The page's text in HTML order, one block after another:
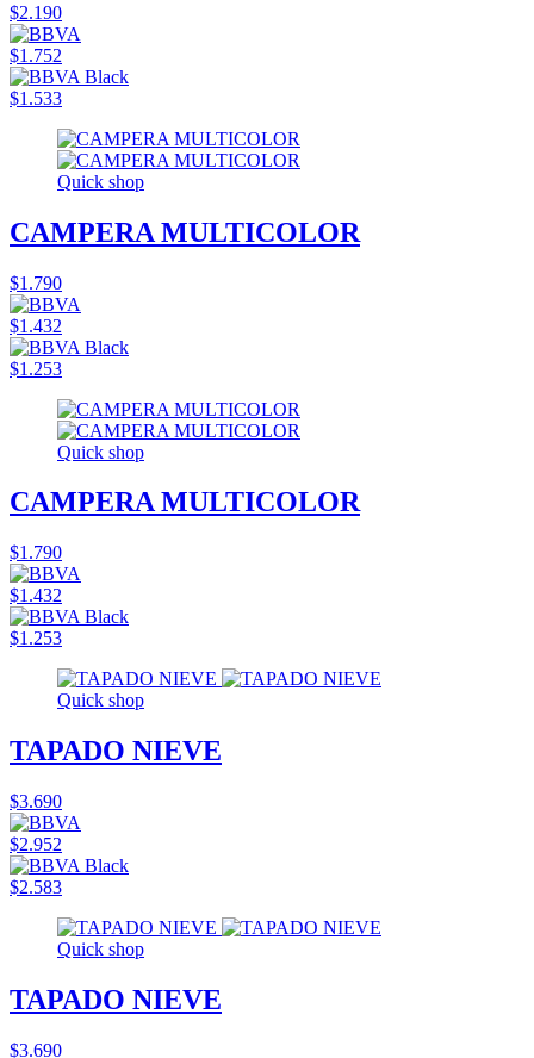
$2.190
$1.752
$1.533
Quick shop
CAMPERA MULTICOLOR
$1.790
$1.432
$1.253
Quick shop
CAMPERA MULTICOLOR
$1.790
$1.432
$1.253
Quick shop
TAPADO NIEVE
$3.690
$2.952
$2.583
Quick shop
TAPADO NIEVE
$3.690